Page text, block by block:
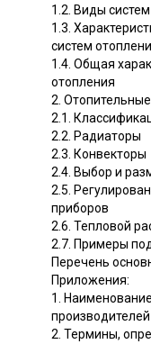
1.2. Виды
1.3.
систем
1.4. Общая
отопления
2.
2.1.
2.2. Радиаторы
2.3. Конвекторы
2.4. Выбор и
2.5.
приборов
2.6. Тепловой
2.7. Примеры
Перечень
Приложения:
1.
производителей
2. Термины,